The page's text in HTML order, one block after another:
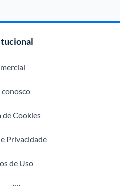
conosco
de Cookies
Privacidade
de Uso